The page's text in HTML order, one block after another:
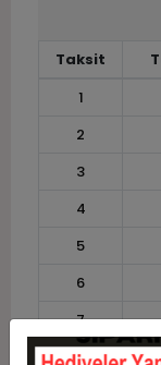
Taksit
1
2
3
4
5
6
7
8